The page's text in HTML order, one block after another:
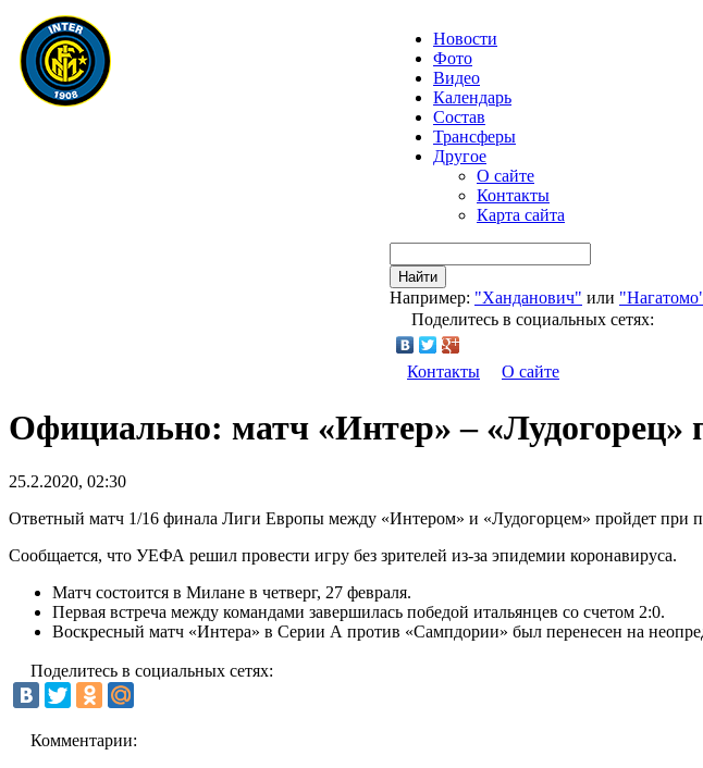
Новости
Фото
Видео
Календарь
Состав
Трансферы
Другое
О сайте
Контакты
Карта сайта
Найти
Например: "Ханданович" или
Поделитесь в социальных сетях:
Контакты О сайте
Официально: матч «Интер» – «Лудогорец»
25.2.2020, 02:30
Ответный матч 1/16 финала Лиги Европы между «Интером» и «Лудогорцем» пройдет при
Сообщается, что УЕФА решил провести игру без зрителей из-за эпидемии коронавируса.
Матч состоится в Милане в четверг, 27 февраля.
Первая встреча между командами завершилась победой итальянцев со счетом 2:0.
Воскресный матч «Интера» в Серии А против «Сампдории» был перенесен на
Поделитесь в социальных сетях:
Комментарии: